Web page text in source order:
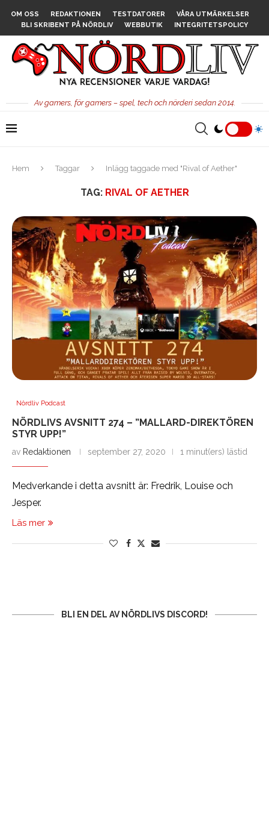
OM OSS REDAKTIONEN TESTDATORER
VÅRA UTMÄRKELSER
BLI SKRIBENT PÅ NÖRDLIV
WEBBUTIK INTEGRITETSPOLICY
Av gamers, för gamers – spel, tech och nörderi sedan 2014.
Hem Taggar Inlägg taggade med "Rival of Aether"
TAG: RIVAL OF AETHER
Nördliv Podcast
NÖRDLIVS AVSNITT 274 – ”MALLARD-DIREKTÖREN
STYR UPP!”
av Redaktionen september 27, 2020 1 minut(ers) lästid
Medverkande i detta avsnitt är: Fredrik, Louise och
Jesper.
Läs mer
BLI EN DEL AV NÖRDLIVS DISCORD!